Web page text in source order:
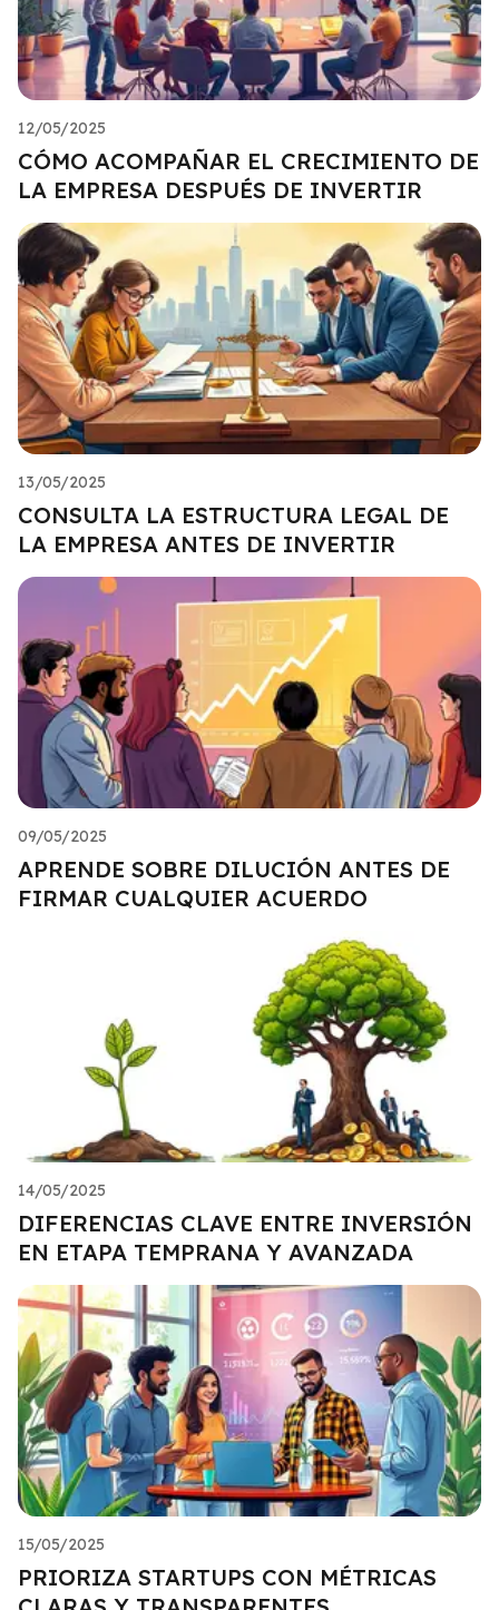
12/05/2025
CÓMO ACOMPAÑAR EL CRECIMIENTO DE
LA EMPRESA DESPUÉS DE INVERTIR
13/05/2025
CONSULTA LA ESTRUCTURA LEGAL DE
LA EMPRESA ANTES DE INVERTIR
09/05/2025
APRENDE SOBRE DILUCIÓN ANTES DE
FIRMAR CUALQUIER ACUERDO
14/05/2025
DIFERENCIAS CLAVE ENTRE INVERSIÓN
EN ETAPA TEMPRANA Y AVANZADA
15/05/2025
PRIORIZA STARTUPS CON MÉTRICAS